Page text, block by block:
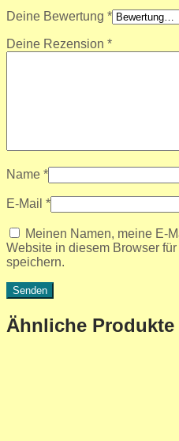
Deine Bewertung *
Deine Rezension *
Name *
E-Mail *
Meinen Namen, meine E-
Website in diesem Browser
speichern.
Ähnliche Produkte